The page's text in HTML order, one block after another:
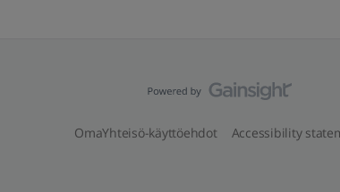
OmaYhteisö-käyttöehdot Accessibility